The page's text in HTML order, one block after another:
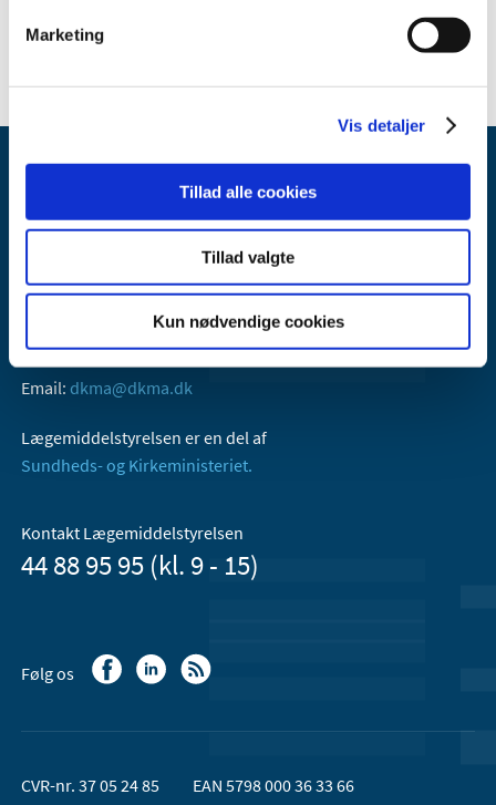
Marketing
Vis detaljer
Tillad alle cookies
Tillad valgte
Kun nødvendige cookies
2018 (45)
Axel Heides Gade 1
Email: dkma@dkma.dk
Lægemiddelstyrelsen er en del af
Sundheds- og Kirkeministeriet.
Kontakt Lægemiddelstyrelsen
44 88 95 95 (kl. 9 - 15)
Følg os
CVR-nr. 37 05 24 85 EAN 5798 000 36 33 66